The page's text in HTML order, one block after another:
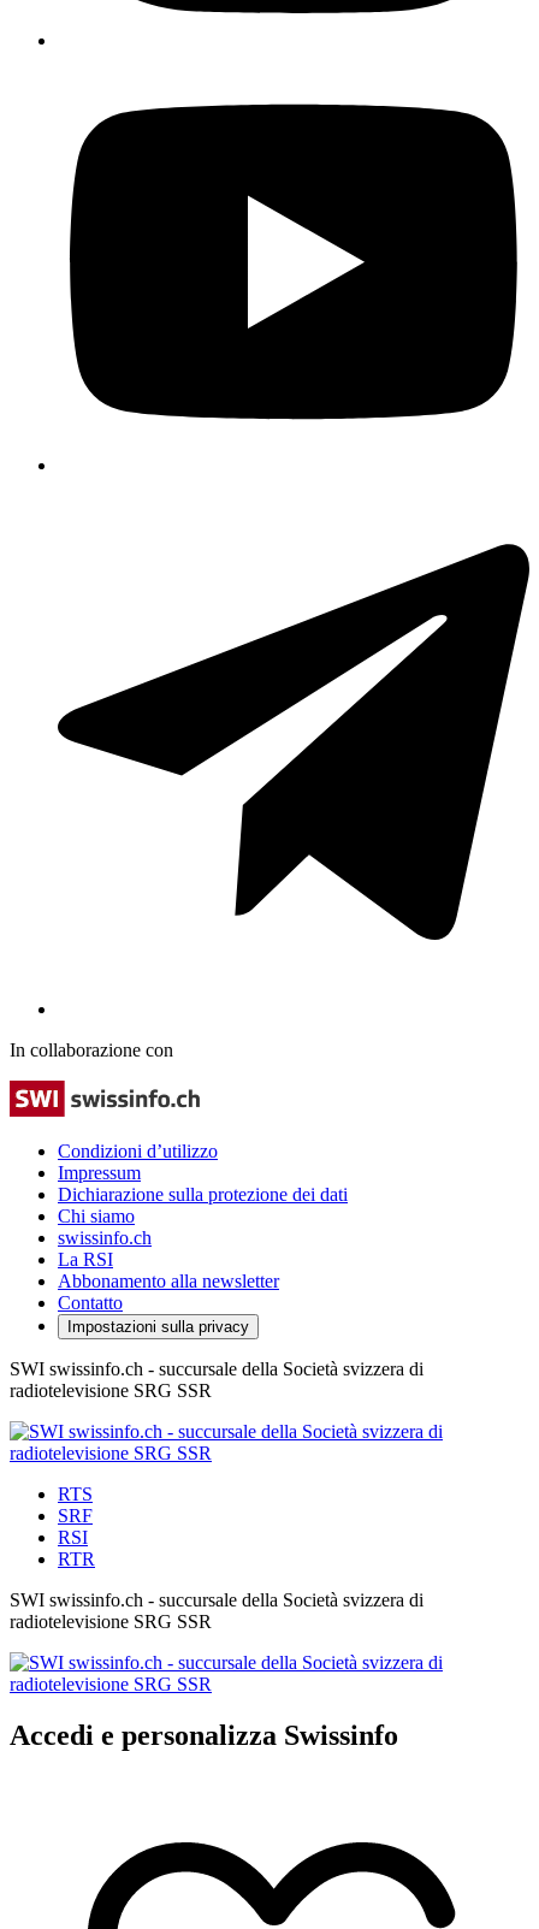
In collaborazione con
Condizioni d’utilizzo
Impressum
Dichiarazione sulla protezione dei dati
Chi siamo
swissinfo.ch
La RSI
Abbonamento alla newsletter
Contatto
Impostazioni sulla privacy
SWI swissinfo.ch - succursale della Società svizzera di
radiotelevisione SRG SSR
RTS
SRF
RSI
RTR
SWI swissinfo.ch - succursale della Società svizzera di
radiotelevisione SRG SSR
Accedi e personalizza Swissinfo